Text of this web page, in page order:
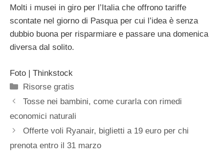
Molti i musei in giro per l’Italia che offrono tariffe
scontate nel giorno di Pasqua per cui l’idea è senza
dubbio buona per risparmiare e passare una domenica
diversa dal solito.
Foto | Thinkstock
Categorie
Risorse gratis
Tosse nei bambini, come curarla con rimedi
economici naturali
Offerte voli Ryanair, biglietti a 19 euro per chi
prenota entro il 31 marzo